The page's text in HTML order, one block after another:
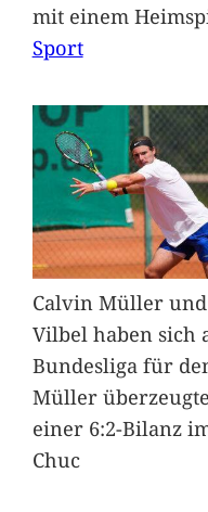
mit einem
Sport
Calvin Müller und
Vilbel haben sich
Bundesliga für
Müller
einer 6:2-Bilanz
Chuc